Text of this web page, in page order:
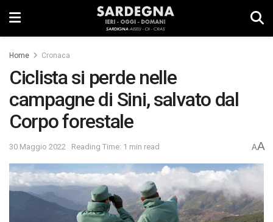
Home Cronaca
Ciclista si perde nelle
campagne di Sini, salvato dal
Corpo forestale
30 Maggio 2022 Reading Time: 1 min read AA